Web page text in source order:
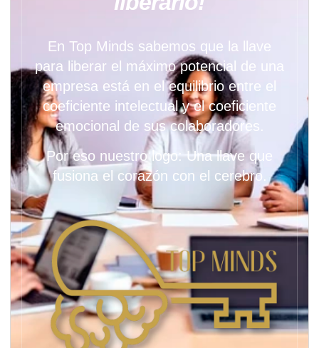
En Top Minds sabemos que la llave
para liberar el máximo potencial de una
empresa está en el equilibrio entre el
coeficiente intelectual y el coeficiente
emocional de sus colaboradores.
Por eso nuestro logo: Una llave que
fusiona el corazón con el cerebro.